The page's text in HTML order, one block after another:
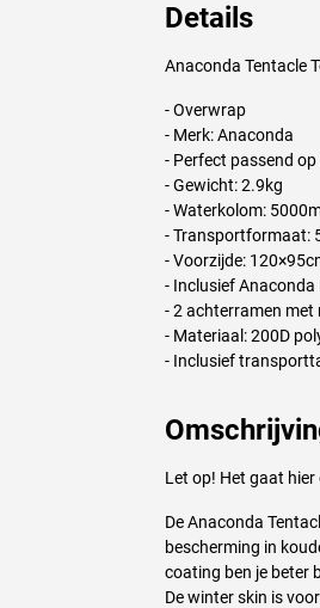
Details
Anaconda Tentacle
- Overwrap
- Merk: Anaconda
- Perfect passend
- Gewicht: 2.9kg
- Waterkolom:
- Transportformaat:
- Voorzijde:
- Inclusief
- 2 achterramen
- Materiaal: 200D
- Inclusief
Let op! Het gaat
De Anaconda
bescherming in
coating ben je beter
De winter skin is